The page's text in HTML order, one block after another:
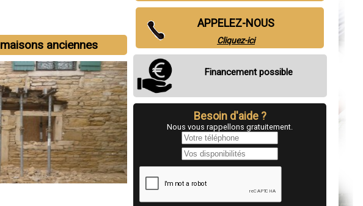
anciennes
APPELEZ-NOUS
Cliquez-ici
Financement possible
Besoin d'aide ?
Nous vous rappellons gratuitement.